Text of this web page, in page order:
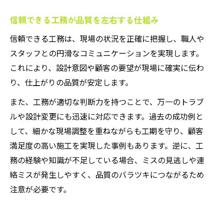
信頼できる工務が品質を左右する仕組み
信頼できる工務は、現場の状況を正確に把握し、職人や
スタッフとの円滑なコミュニケーションを実現します。
これにより、設計意図や顧客の要望が現場に確実に伝わ
り、仕上がりの品質が安定します。
また、工務が適切な判断力を持つことで、万一のトラブ
ルや設計変更にも迅速に対応できます。過去の成功例と
して、細かな現場調整を重ねながらも工期を守り、顧客
満足度の高い施工を実現した事例もあります。逆に、工
務の経験や知識が不足している場合、ミスの見逃しや連
絡ミスが発生しやすく、品質のバラツキにつながるため
注意が必要です。